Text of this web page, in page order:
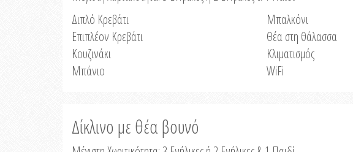
Διπλό Κρεβάτι
Επιπλέον Κρεβάτι
Κουζινάκι
Μπάνιο
Μπαλκόνι
Θέα στη θάλασσα
Κλιματισμός
WiFi
Δίκλινο με θέα βουνό